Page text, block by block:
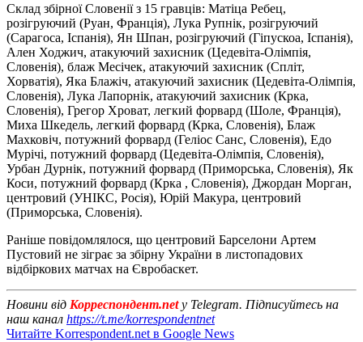
Склад збірної Словенії з 15 гравців: Матіца Ребец,
розігруючий (Руан, Франція), Лука Рупнік, розігруючий
(Сарагоса, Іспанія), Ян Шпан, розігруючий (Гіпускоа, Іспанія),
Ален Ходжич, атакуючий захисник (Цедевіта-Олімпія,
Словенія), блаж Месічек, атакуючий захисник (Спліт,
Хорватія), Яка Блажіч, атакуючий захисник (Цедевіта-Олімпія,
Словенія), Лука Лапорнік, атакуючий захисник (Крка,
Словенія), Грегор Хроват, легкий форвард (Шоле, Франція),
Миха Шкедель, легкий форвард (Крка, Словенія), Блаж
Махковіч, потужний форвард (Геліос Санс, Словенія), Едо
Мурічі, потужний форвард (Цедевіта-Олімпія, Словенія),
Урбан Дурнік, потужний форвард (Приморська, Словенія), Як
Коси, потужний форвард (Крка , Словенія), Джордан Морган,
центровий (УНІКС, Росія), Юрій Макура, центровий
(Приморська, Словенія).
Раніше повідомлялося, що центровий Барселони Артем
Пустовий не зіграє за збірну України в листопадових
відбіркових матчах на Євробаскет.
Новини від Корреспондент.netу Telegram. Підписуйтесь на
наш канал https://t.me/korrespondentnet
Читайте Korrespondent.net в Google News